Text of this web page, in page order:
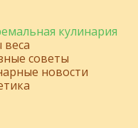
кулинария
советы
новости